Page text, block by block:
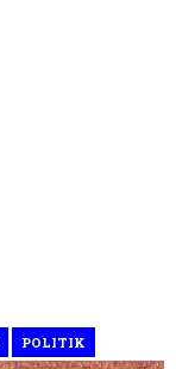
POLITIK